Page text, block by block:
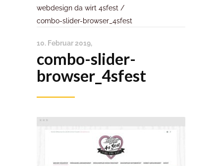
webdesign da wirt 4sfest /
combo-slider-browser_4sfest
10. Februar 2019
combo-slider-
browser_4sfest